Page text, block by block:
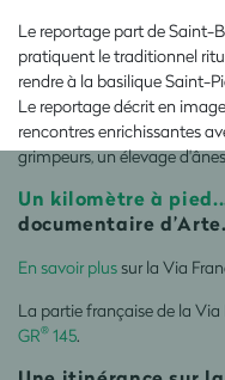
Le reportage part de Saint-
pratiquent le traditionnel
rendre à la basilique Saint-
Le reportage décrit en
rencontres enrichissantes
grimpeurs, un élevage
Un kilomètre à
documentaire d’Arte.
En savoir plus sur la Via
La partie française de la
GR® 145.